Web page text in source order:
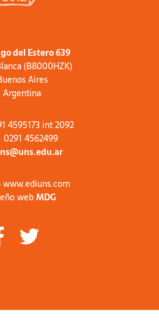
del Estero 639
(B8000HZK)
Aires
Argentina
4595173 int 2092
0291 4562499
www.ediuns.com
webMDG